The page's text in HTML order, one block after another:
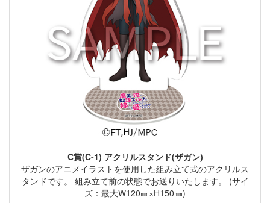
C賞(C-1) アクリルスタンド(ザガン)
ザガンのアニメイラストを使用した組み立て式のアクリルス
タンドです。 組み立て前の状態でお送りいたします。 (サイ
ズ：最大W120㎜×H150㎜)